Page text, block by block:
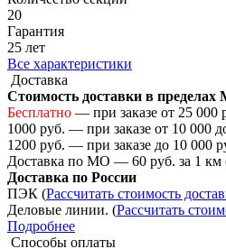
20
Гарантия
25 лет
Все характеристики
Доставка
Стоимость доставки в
Бесплатно — при заказе от 25 000
1000 руб. — при заказе от 10 000
1200 руб. — при заказе до 10 000
Доставка по МО — 60 руб. за 1
Доставка по России
ПЭК (Рассчитать стоимость
Деловые линии. (Рассчитать
Подробнее
Способы оплаты